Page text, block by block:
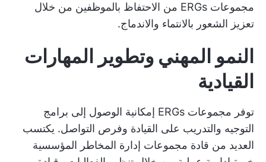
مجموعات ERGs من الاحتفاظ بالموظفين من خلال
تعزيز الشعور بالانتماء والاندماج.
النمو المهني وتطوير المهارات
القيادية
توفر مجموعات ERGs إمكانية الوصول إلى برامج
التوجيه والتدريب على القيادة وفرص التواصل. يكتسب
العديد من قادة مجموعات إدارة المخاطر المؤسسية